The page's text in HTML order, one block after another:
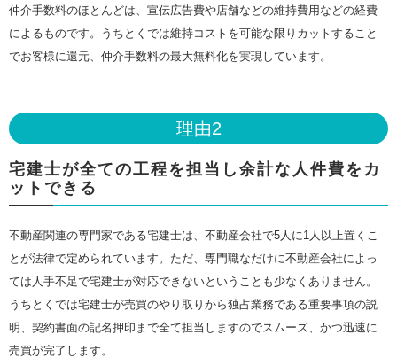
仲介手数料のほとんどは、宣伝広告費や店舗などの維持費用などの経費
によるものです。うちとくでは維持コストを可能な限りカットすること
でお客様に還元、仲介手数料の最大無料化を実現しています。
理由2
宅建士が全ての工程を担当し余計な人件費をカ
ットできる
不動産関連の専門家である宅建士は、不動産会社で5人に1人以上置くこ
とが法律で定められています。ただ、専門職なだけに不動産会社によっ
ては人手不足で宅建士が対応できないということも少なくありません。
うちとくでは宅建士が売買のやり取りから独占業務である重要事項の説
明、契約書面の記名押印まで全て担当しますのでスムーズ、かつ迅速に
売買が完了します。